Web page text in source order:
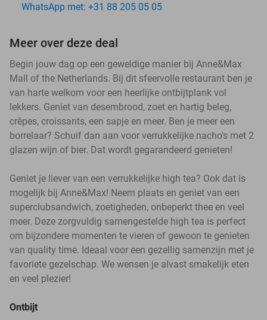
WhatsApp met: +31 88 205 05 05
Meer over deze deal
Begin jouw dag op een geweldige manier bij Anne&Max
Mall of the Netherlands. Bij dit sfeervolle restaurant ben je
van harte welkom voor een heerlijke ontbijtplank vol
lekkers. Geniet van desembrood, zoet en hartig beleg,
crêpes, croissants, een sapje en meer. Ben je meer een
borrelaar? Schuif dan aan voor verrukkelijke nacho's met 2
glazen wijn of bier. Dat wordt gegarandeerd genieten!
Geniet je liever van een verrukkelijke high tea? Ook dat is
mogelijk bij Anne&Max! Neem plaats en geniet van een
superclubsandwich, zoetigheden, onbeperkt thee en veel
meer. Deze zorgvuldig samengestelde high tea is perfect
om bijzondere momenten te vieren of gewoon te genieten
van quality time. Ideaal voor een gezellig samenzijn met je
favoriete gezelschap. We wensen je alvast smakelijk eten
en veel plezier!
Ontbijt